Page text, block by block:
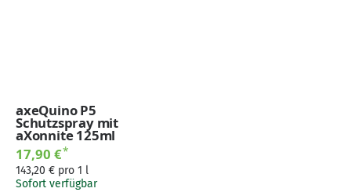
axeQuino P5
Schutzspray mit
aXonnite 125ml
17,90 €*
143,20 € pro 1 l
Sofort verfügbar